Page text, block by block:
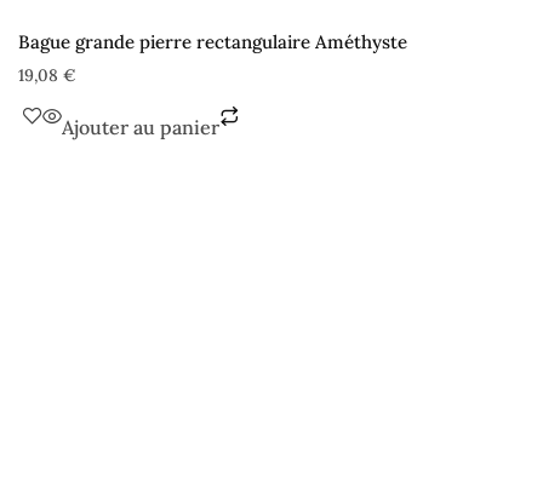
Bague grande pierre rectangulaire Améthyste
19,08 €
Ajouter au panier